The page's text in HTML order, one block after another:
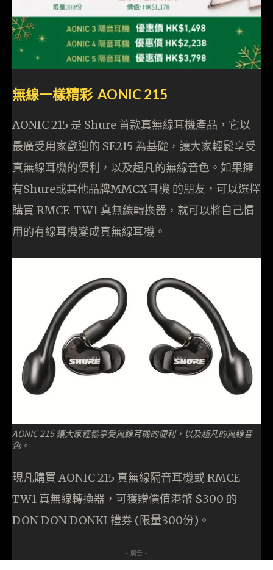
無線一樣精彩 AONIC 215
AONIC 215 是 Shure 首款真無線耳機產品，它以
最廣受用家歡迎的 SE215 為基礎，讓大家輕鬆享受
真無線耳機的便利，以及超凡的無線音色。如果擁
有Shure或其他品牌MMCX耳機 的朋友，可以選擇
購買 RMCE-TW1 真無線轉換器，就可以將自己慣
用的有線耳機變成真無線耳機。
AONIC 215 讓大家輕鬆享受無線耳機的便利，以及超凡的無線音
色。
現凡購買 AONIC 215 真無線隔音耳機或 RMCE-
TW1 真無線轉換器，可獲贈價值港幣 $300 的
DON DON DONKI 禮券 (限量300份)。
- 廣告 -